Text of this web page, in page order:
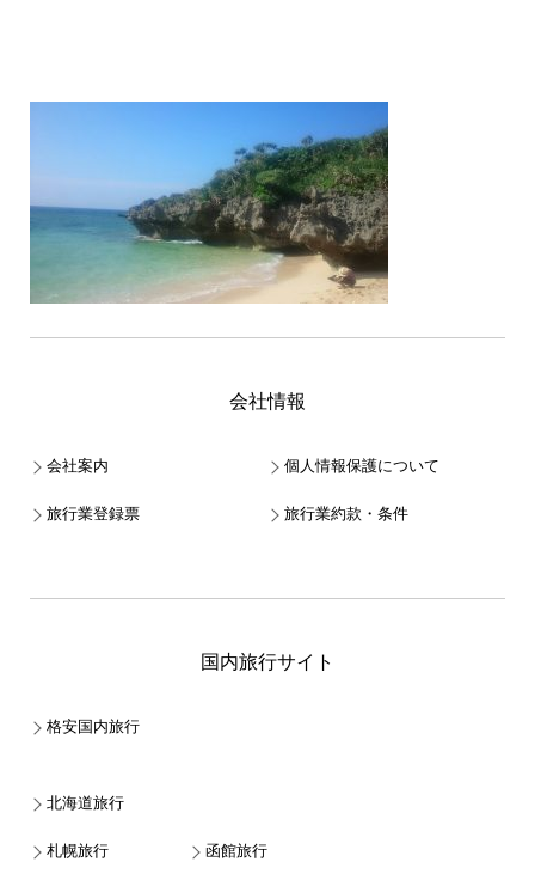
会社情報
会社案内 個人情報保護について
旅行業登録票 旅行業約款・条件
国内旅行サイト
格安国内旅行
北海道旅行
札幌旅行 函館旅行